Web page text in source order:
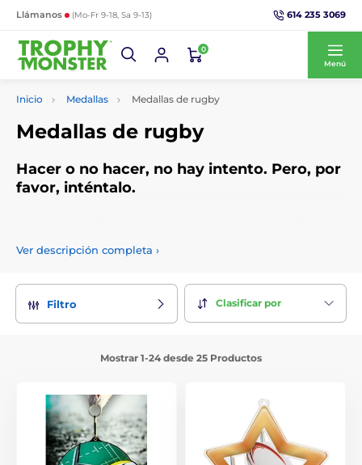
Llámanos (Mo-Fr 9-18, Sa 9-13) 614 235 3069
0
Menú
Inicio Medallas Medallas de rugby
Medallas de rugby
Hacer o no hacer, no hay intento. Pero, por
favor, inténtalo.
enfrentarse a superestrellas y profesionales adolescentes.
medallas de árbitro de rugby. Elige su propia cinta, agregue
un logotipo personalizado gratuito y obtenga un grabado
personalizado.
Ver descripción completa ›
Filtro Clasificar por
Mostrar 1-24 desde 25 Productos